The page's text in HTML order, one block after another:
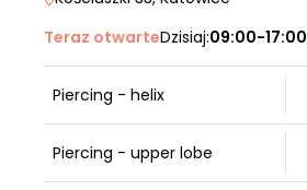
Teraz otwarteDzisiaj:09:00-17:00
Piercing - helix
Piercing - upper lobe